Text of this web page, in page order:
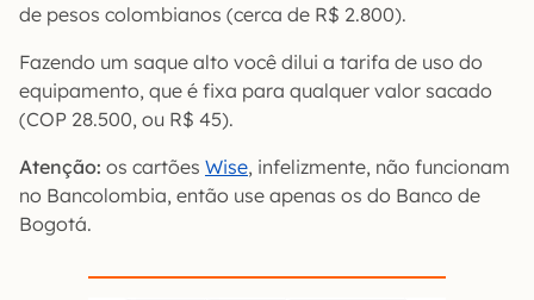
de pesos colombianos (cerca de R$ 2.800).
Fazendo um saque alto você dilui a tarifa de uso do
equipamento, que é fixa para qualquer valor sacado
(COP 28.500, ou R$ 45).
Atenção: os cartões Wise, infelizmente, não funcionam
no Bancolombia, então use apenas os do Banco de
Bogotá.